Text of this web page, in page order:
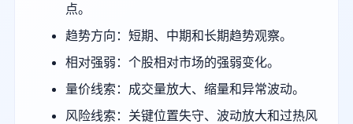
点。
趋势方向：短期、中期和长期趋势观察。
相对强弱：个股相对市场的强弱变化。
量价线索：成交量放大、缩量和异常波动。
风险线索：关键位置失守、波动放大和过热风